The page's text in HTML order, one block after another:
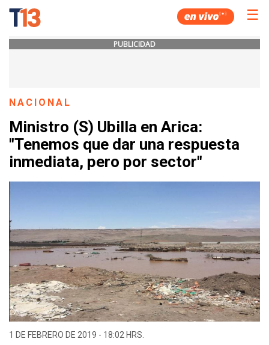
☰
PUBLICIDAD
NACIONAL
Ministro (S) Ubilla en Arica:
"Tenemos que dar una respuesta
inmediata, pero por sector"
1 DE FEBRERO DE 2019 - 18:02 HRS.